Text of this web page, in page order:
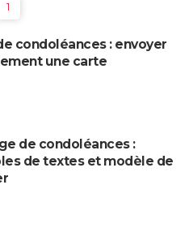
1
condoléances : envoyer
une carte
de condoléances :
de textes et modèle de